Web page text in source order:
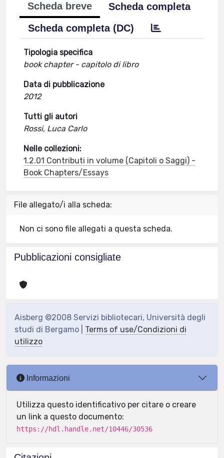
Scheda breve
Scheda completa
Scheda completa (DC)
Tipologia specifica
book chapter - capitolo di libro
Data di pubblicazione
2012
Tutti gli autori
Rossi, Luca Carlo
Nelle collezioni:
1.2.01 Contributi in volume (Capitoli o Saggi) -
Book Chapters/Essays
File allegato/i alla scheda:
Non ci sono file allegati a questa scheda.
Pubblicazioni consigliate
Aisberg ©2008 Servizi bibliotecari, Università degli
studi di Bergamo | Terms of use/Condizioni di
utilizzo
Informazioni
Utilizza questo identificativo per citare o creare
un link a questo documento:
https://hdl.handle.net/10446/30536